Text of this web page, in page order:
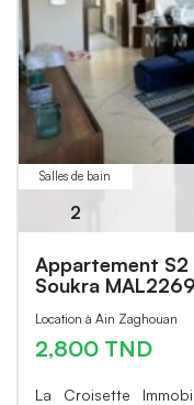
Salles de bain
2
Appartement S2
Soukra MAL2269
Location à Ain Zaghouan
2,800 TND
La Croisette